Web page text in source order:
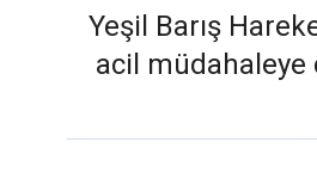
Yeşil Barış
acil müdahaleye